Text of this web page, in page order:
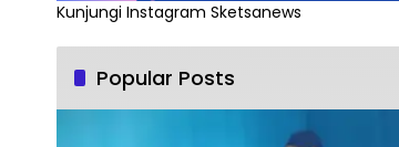
Kunjungi Instagram Sketsanews
Popular Posts